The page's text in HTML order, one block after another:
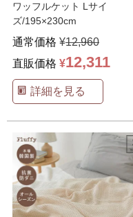
ワッフルケット Lサイ
ズ/195×230cm
通常価格 ¥12,960
直販価格 ¥12,311
詳細を見る